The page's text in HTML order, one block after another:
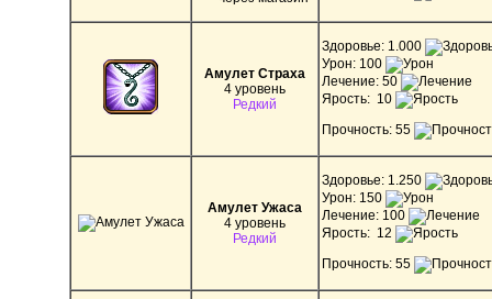
Амулет Страха
4 уровень
Редкий
Здоровье: 1.000
Урон: 100
Лечение: 50
Ярость: 10
Прочность: 55
Амулет Ужаса
4 уровень
Редкий
Здоровье: 1.250
Урон: 150
Лечение: 100
Ярость: 12
Прочность: 55